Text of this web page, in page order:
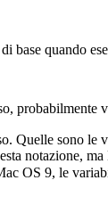
quando
probabilmente
Quelle sono
notazione,
OS 9, le